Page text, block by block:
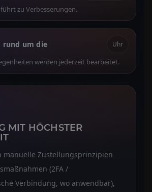
zu Verbesserungen.
rund um die Uhr
werden jederzeit bearbeitet.
MIT HÖCHSTER
manuelle Zustellungsprinzipien
(2FA /
Verbindung, wo anwendbar),